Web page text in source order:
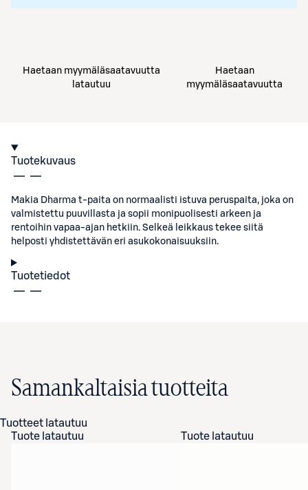
Haetaan myymäläsaatavuutta
latautuu
Haetaan
myymäläsaatavuutta
Tuotekuvaus
Makia Dharma t-paita on normaalisti istuva peruspaita, joka on
valmistettu puuvillasta ja sopii monipuolisesti arkeen ja
rentoihin vapaa-ajan hetkiin. Selkeä leikkaus tekee siitä
helposti yhdistettävän eri asukokonaisuuksiin.
Tuotetiedot
Samankaltaisia tuotteita
Tuotteet latautuu
Tuote latautuu
Tuote latautuu